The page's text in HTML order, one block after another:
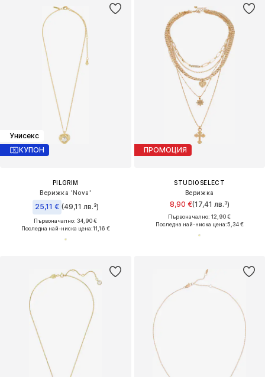
Унисекс
КУПОН
PILGRIM
Верижка 'Nova'
25,11 € (49,11 лв.³)
Първоначално: 34,90 €
Последна най-ниска цена:11,16 €
ПРОМОЦИЯ
STUDIOSELECT
Верижка
8,90 €(17,41 лв.³)
Първоначално: 12,90 €
Последна най-ниска цена:5,34 €